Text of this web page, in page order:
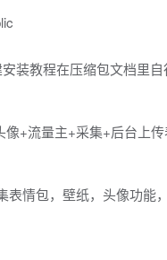
装教程在压缩包文档里自
+流量主+采集+后台上传
表情包，壁纸，头像功能